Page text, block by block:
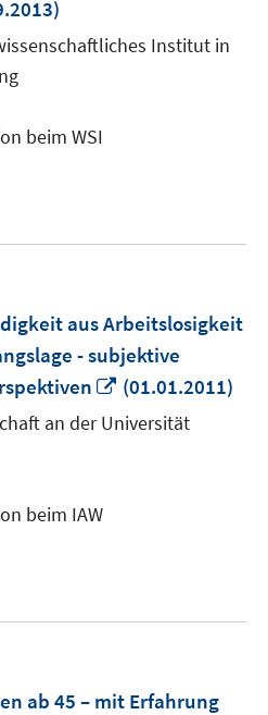
Institut in
beim WSI
aus Arbeitslosigkeit
- subjektive
In
neuem
Fenster
(01.01.2011)
an der Universität
beim IAW
ab 45 – mit Erfahrung